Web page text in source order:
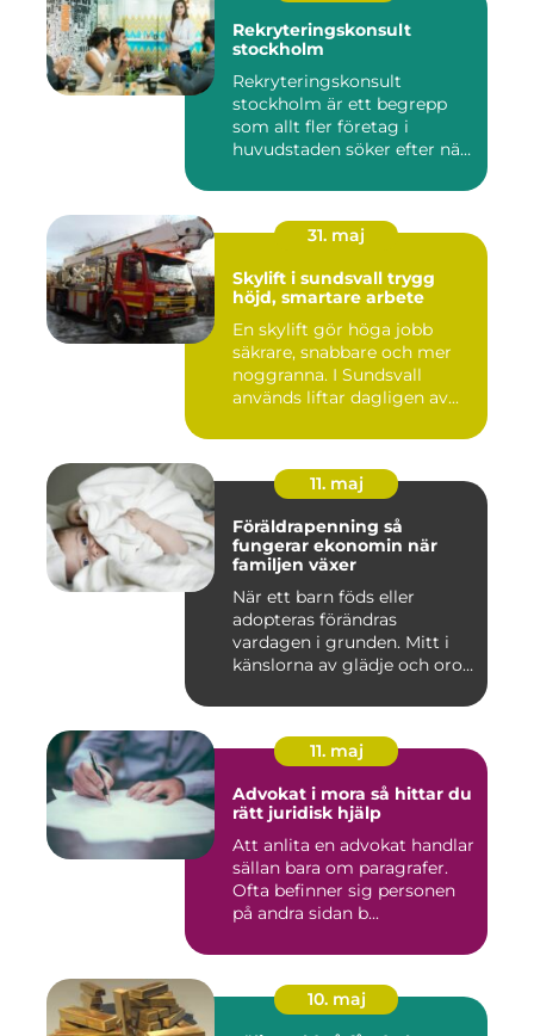
Rekryteringskonsult
stockholm
Rekryteringskonsult
stockholm är ett begrepp
som allt fler företag i
huvudstaden söker efter när
31. maj
Skylift i sundsvall trygg
höjd, smartare arbete
En skylift gör höga jobb
säkrare, snabbare och mer
noggranna. I Sundsvall
används liftar dagligen av...
11. maj
Föräldrapenning så
fungerar ekonomin när
familjen växer
När ett barn föds eller
adopteras förändras
vardagen i grunden. Mitt i
känslorna av glädje och oro
11. maj
Advokat i mora så hittar du
rätt juridisk hjälp
Att anlita en advokat handlar
sällan bara om paragrafer.
Ofta befinner sig personen
på andra sidan b...
10. maj